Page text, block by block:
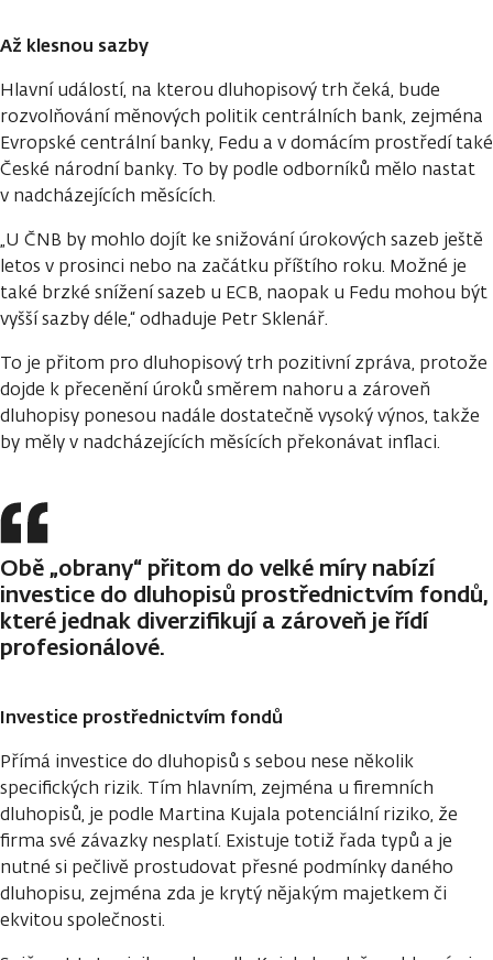
Až klesnou sazby
Hlavní událostí, na kterou dluhopisový trh čeká, bude
rozvolňování měnových politik centrálních bank, zejména
Evropské centrální banky, Fedu a v domácím prostředí také
České národní banky. To by podle odborníků mělo nastat
v nadcházejících měsících.
„U ČNB by mohlo dojít ke snižování úrokových sazeb ještě
letos v prosinci nebo na začátku příštího roku. Možné je
také brzké snížení sazeb u ECB, naopak u Fedu mohou být
vyšší sazby déle,“ odhaduje Petr Sklenář.
To je přitom pro dluhopisový trh pozitivní zpráva, protože
dojde k přecenění úroků směrem nahoru a zároveň
dluhopisy ponesou nadále dostatečně vysoký výnos, takže
by měly v nadcházejících měsících překonávat inflaci.
Obě „obrany“ přitom do velké míry nabízí
investice do dluhopisů prostřednictvím fondů,
které jednak diverzifikují a zároveň je řídí
profesionálové.
Investice prostřednictvím fondů
Přímá investice do dluhopisů s sebou nese několik
specifických rizik. Tím hlavním, zejména u firemních
dluhopisů, je podle Martina Kujala potenciální riziko, že
firma své závazky nesplatí. Existuje totiž řada typů a je
nutné si pečlivě prostudovat přesné podmínky daného
dluhopisu, zejména zda je krytý nějakým majetkem či
ekvitou společnosti.